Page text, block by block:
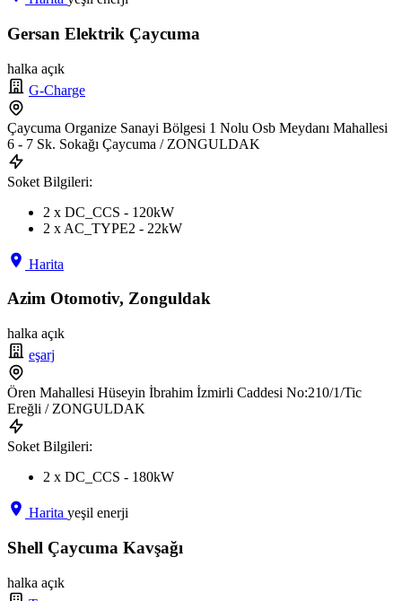
Gersan Elektrik Çaycuma
halka açık
G-Charge
Çaycuma Organize Sanayi Bölgesi 1 Nolu Osb Meydanı Mahallesi
6 - 7 Sk. Sokağı Çaycuma / ZONGULDAK
Soket Bilgileri:
2 x DC_CCS - 120kW
2 x AC_TYPE2 - 22kW
Harita
Azim Otomotiv, Zonguldak
halka açık
eşarj
Ören Mahallesi Hüseyin İbrahim İzmirli Caddesi No:210/1/Tic
Ereğli / ZONGULDAK
Soket Bilgileri:
2 x DC_CCS - 180kW
Harita yeşil enerji
Shell Çaycuma Kavşağı
halka açık